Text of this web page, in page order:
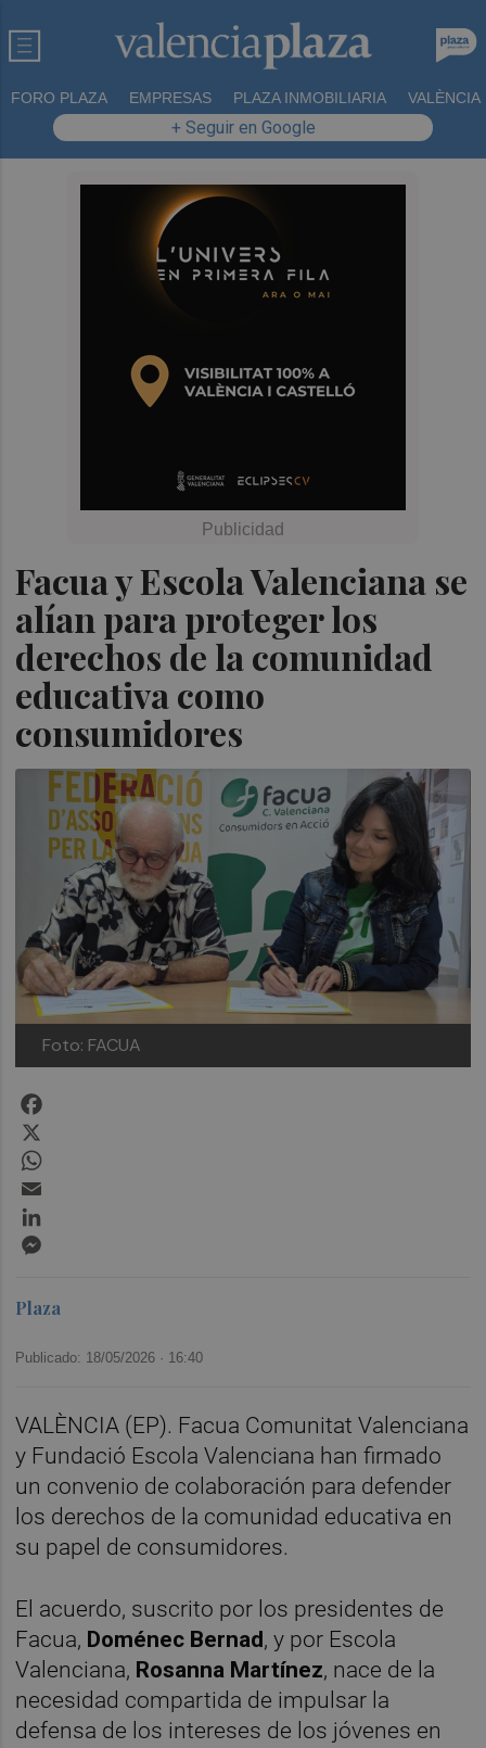
FORO PLAZA EMPRESAS PLAZA INMOBILIARIA VALÈNCIA
+ Seguir en Google
Facua y Escola Valenciana se
alían para proteger los
derechos de la comunidad
educativa como
consumidores
Foto: FACUA
Plaza
Publicado: 18/05/2026 · 16:40
VALÈNCIA (EP). Facua Comunitat Valenciana
y Fundació Escola Valenciana han firmado
un convenio de colaboración para defender
los derechos de la comunidad educativa en
su papel de consumidores.
El acuerdo, suscrito por los presidentes de
Facua, Doménec Bernad, y por Escola
Valenciana, Rosanna Martínez, nace de la
necesidad compartida de impulsar la
defensa de los intereses de los jóvenes en